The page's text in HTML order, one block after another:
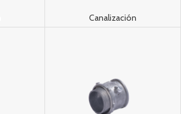
Canalización